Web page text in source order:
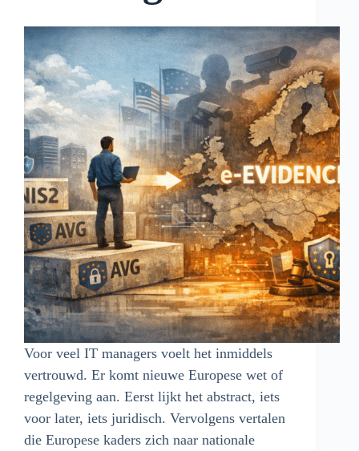
Voor veel IT managers voelt het inmiddels
vertrouwd. Er komt nieuwe Europese wet of
regelgeving aan. Eerst lijkt het abstract, iets
voor later, iets juridisch. Vervolgens vertalen
die Europese kaders zich naar nationale